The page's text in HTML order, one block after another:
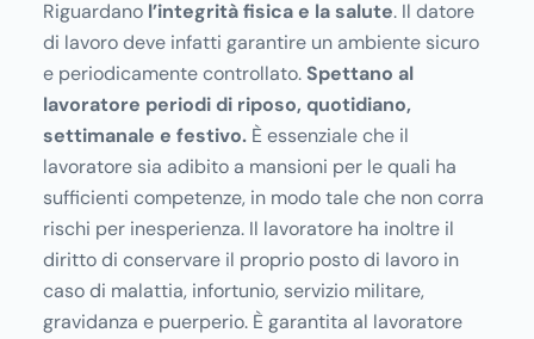
Riguardano l’integrità fisica e la salute. Il datore
di lavoro deve infatti garantire un ambiente sicuro
e periodicamente controllato. Spettano al
lavoratore periodi di riposo, quotidiano,
settimanale e festivo. È essenziale che il
lavoratore sia adibito a mansioni per le quali ha
sufficienti competenze, in modo tale che non corra
rischi per inesperienza. Il lavoratore ha inoltre il
diritto di conservare il proprio posto di lavoro in
caso di malattia, infortunio, servizio militare,
gravidanza e puerperio. È garantita al lavoratore